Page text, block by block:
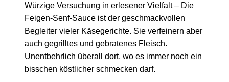
Würzige Versuchung in erlesener Vielfalt – Die
Feigen-Senf-Sauce ist der geschmackvollen
Begleiter vieler Käsegerichte. Sie verfeinern aber
auch gegrilltes und gebratenes Fleisch.
Unentbehrlich überall dort, wo es immer noch ein
bisschen köstlicher schmecken darf.